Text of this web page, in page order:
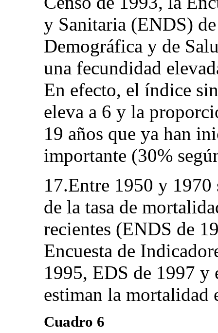
y Sanitaria (ENDS)
Demográfica y de
una fecundidad
En efecto, el índice
eleva a 6 y la
19 años que ya han
importante (30%
17.Entre 1950 y
de la tasa de
recientes (ENDS de
Encuesta de
1995, EDS de 1997 y
estiman la
Cuadro 6